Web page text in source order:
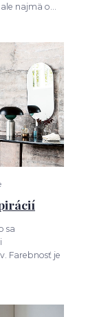
najmä o...
sa
Farebnosť je